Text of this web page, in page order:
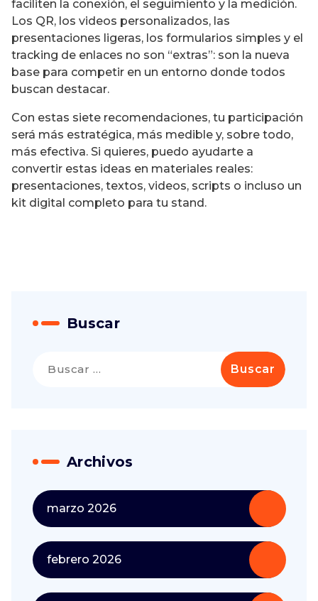
faciliten la conexión, el seguimiento y la medición.
Los QR, los videos personalizados, las
presentaciones ligeras, los formularios simples y el
tracking de enlaces no son “extras”: son la nueva
base para competir en un entorno donde todos
buscan destacar.
Con estas siete recomendaciones, tu participación
será más estratégica, más medible y, sobre todo,
más efectiva. Si quieres, puedo ayudarte a
convertir estas ideas en materiales reales:
presentaciones, textos, videos, scripts o incluso un
kit digital completo para tu stand.
Buscar
Archivos
marzo 2026
febrero 2026